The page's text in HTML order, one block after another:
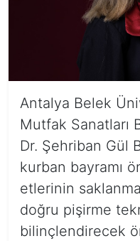
Antalya Belek
Mutfak Sanatları
Dr. Şehriban Gül
kurban bayramı
etlerinin
doğru pişirme
bilinçlendirecek